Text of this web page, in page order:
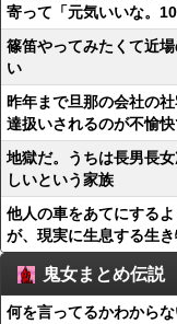
寄って「元気いいな。
篠笛やってみたくて近
い
昨年まで旦那の会社の
達扱いされるのが不愉
地獄だ。うちは長男長
しいという家族
他人の車をあてにする
が、現実に生息する生
鬼女まとめ伝説
何を言ってるかわから